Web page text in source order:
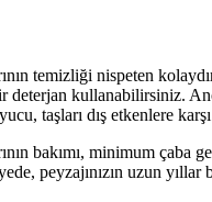
temizliği nispeten
kullanabilirsiniz.
taşları dış etkenlere
bakımı, minimum
peyzajınızın uzun